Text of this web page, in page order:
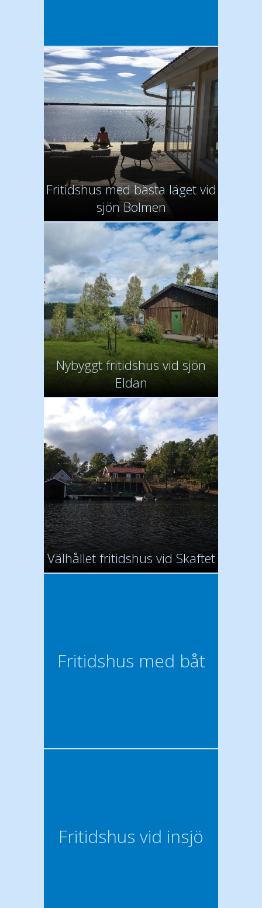
Fritidshus med bästa läget vid
sjön Bolmen
Nybyggt fritidshus vid sjön
Eldan
Välhållet fritidshus vid Skaftet
Fritidshus med båt
Fritidshus vid insjö